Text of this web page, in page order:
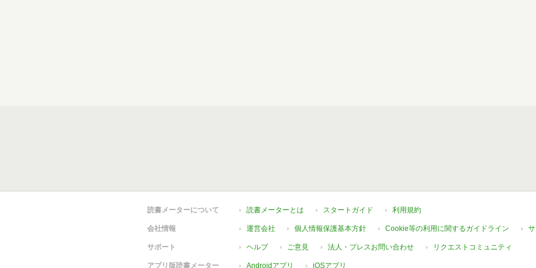
読書メーターについて 読書メーターとは スタートガイド 利用規約
会社情報 運営会社 個人情報保護基本方針 Cookie等の利用に関するガイドライン
サポート ヘルプ ご意見 法人・プレスお問い合わせ リクエストコミュニティ
アプリ版読書メーター Androidアプリ iOSアプリ